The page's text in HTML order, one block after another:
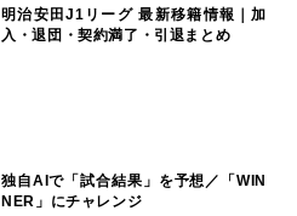
明治安田J1リーグ 最新移籍情報｜加
入・退団・契約満了・引退まとめ
独自AIで「試合結果」を予想／「WIN
NER」にチャレンジ